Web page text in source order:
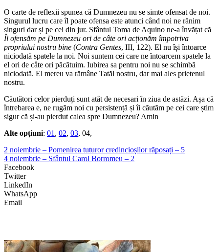
O carte de reflexii spunea că Dumnezeu nu se simte ofensat de noi.
Singurul lucru care îl poate ofensa este atunci când noi ne rănim
singuri dar și pe cei din jur. Sfântul Toma de Aquino ne-a învățat că
Îl ofensăm pe Dumnezeu ori de câte ori acționăm împotriva
propriului nostru bine (Contra Gentes, III, 122). El nu își întoarce
niciodată spatele la noi. Noi suntem cei care ne întoarcem spatele la
el ori de câte ori păcătuim. Iubirea sa pentru noi nu se schimbă
niciodată. El mereu va rămâne Tatăl nostru, dar mai ales prietenul
nostru.
Căutători celor pierduți sunt atât de necesari în ziua de astăzi. Așa că
întrebarea e, ne rugăm noi cu persistență și îi căutăm pe cei care știm
sigur că și-au pierdut calea spre Dumnezeu? Amin
Alte opțiuni: 01 , 02, 03, 04,
2 noiembrie – Pomenirea tuturor credincioșilor răposați – 5
4 noiembrie – Sfântul Carol Borromeu – 2
Facebook
Twitter
LinkedIn
WhatsApp
Email